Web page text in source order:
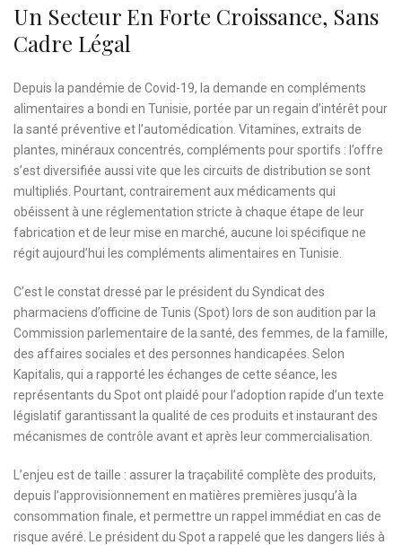
Un Secteur En Forte Croissance, Sans
Cadre Légal
Depuis la pandémie de Covid-19, la demande en compléments
alimentaires a bondi en Tunisie, portée par un regain d’intérêt pour
la santé préventive et l’automédication. Vitamines, extraits de
plantes, minéraux concentrés, compléments pour sportifs : l’offre
s’est diversifiée aussi vite que les circuits de distribution se sont
multipliés. Pourtant, contrairement aux médicaments qui
obéissent à une réglementation stricte à chaque étape de leur
fabrication et de leur mise en marché, aucune loi spécifique ne
régit aujourd’hui les compléments alimentaires en Tunisie.
C’est le constat dressé par le président du Syndicat des
pharmaciens d’officine de Tunis (Spot) lors de son audition par la
Commission parlementaire de la santé, des femmes, de la famille,
des affaires sociales et des personnes handicapées. Selon
Kapitalis, qui a rapporté les échanges de cette séance, les
représentants du Spot ont plaidé pour l’adoption rapide d’un texte
législatif garantissant la qualité de ces produits et instaurant des
mécanismes de contrôle avant et après leur commercialisation.
L’enjeu est de taille : assurer la traçabilité complète des produits,
depuis l’approvisionnement en matières premières jusqu’à la
consommation finale, et permettre un rappel immédiat en cas de
risque avéré. Le président du Spot a rappelé que les dangers liés à